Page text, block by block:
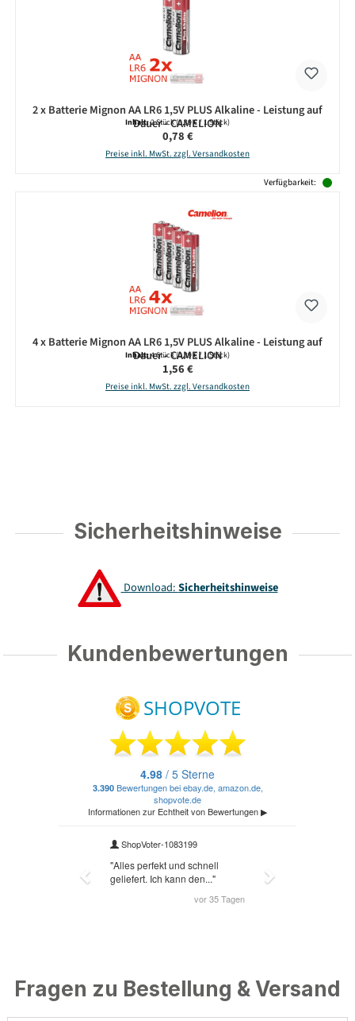
2 x Batterie Mignon AA LR6 1,5V PLUS Alkaline - Leistung auf
Dauer - CAMELION
Inhalt:2 Stück(0,39 € / 1 Stück)
Regulärer Preis:
0,78 €
Preise inkl. MwSt. zzgl. Versandkosten
Verfügbarkeit:
4 x Batterie Mignon AA LR6 1,5V PLUS Alkaline - Leistung auf
Dauer - CAMELION
Inhalt:4 Stück(0,39 € / 1 Stück)
Regulärer Preis:
1,56 €
Preise inkl. MwSt. zzgl. Versandkosten
Sicherheitshinweise
Download:Sicherheitshinweise
Kundenbewertungen
Fragen zu Bestellung & Versand